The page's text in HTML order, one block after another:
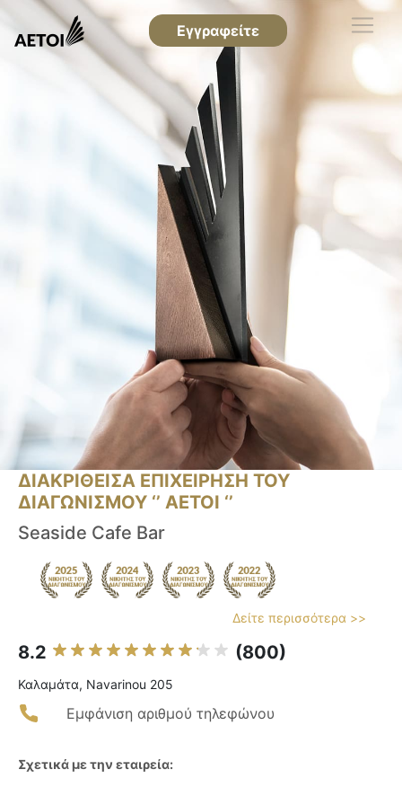
Εγγραφείτε
ΔΙΑΚΡΙΘΕΙΣΑ ΕΠΙΧΕΙΡΗΣΗ ΤΟΥ
ΔΙΑΓΩΝΙΣΜΟΥ ‘’ ΑΕΤΟΙ ‘’
Seaside Cafe Bar
Δείτε περισσότερα >>
8.2 (800)
Καλαμάτα, Navarinou 205
Εμφάνιση αριθμού τηλεφώνου
Σχετικά με την εταιρεία: